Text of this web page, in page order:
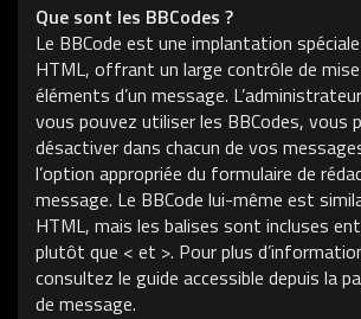
Que sont les BBCodes ?
Le BBCode est une implantation
HTML, offrant un large contrôle de
éléments d’un message.
vous pouvez utiliser les BBCodes, vous
désactiver dans chacun de vos
l’option appropriée du formulaire de
message. Le BBCode lui-même est
HTML, mais les balises sont incluses
plutôt que < et >. Pour plus
consultez le guide accessible depuis la
de message.